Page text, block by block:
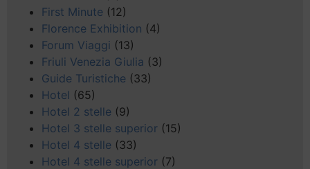
First Minute (12)
Florence Exhibition (4)
Forum Viaggi (13)
Friuli Venezia Giulia (3)
Guide Turistiche (33)
Hotel (65)
Hotel 2 stelle (9)
Hotel 3 stelle superior (15)
Hotel 4 stelle (33)
Hotel 4 stelle superior (7)